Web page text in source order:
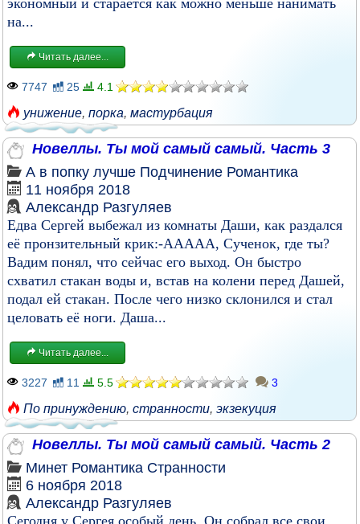
экономный и старается как можно меньше нанимать
на...
Читать далее...
7747 25 4.1
унижение, порка, мастурбация
Новеллы. Ты мой самый самый. Часть 3
А в попку лучше Подчинение Романтика
11 ноября 2018
Александр Разгуляев
Едва Сергей выбежал из комнаты Даши, как раздался
её пронзительный крик:-ААААА, Сученок, где ты?
Вадим понял, что сейчас его выход. Он быстро
схватил стакан воды и, встав на колени перед Дашей,
подал ей стакан. После чего низко склонился и стал
целовать её ноги. Даша...
Читать далее...
3227 11 5.5 3
По принуждению, странности, экзекуция
Новеллы. Ты мой самый самый. Часть 2
Минет Романтика Странности
6 ноября 2018
Александр Разгуляев